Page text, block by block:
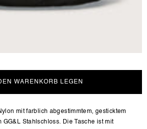
WARENKORB LEGEN
mit farblich abgestimmtem, gesticktem
GG&L Stahlschloss. Die Tasche ist mit